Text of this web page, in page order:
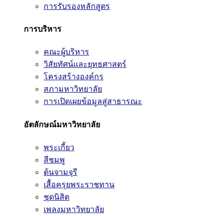
การรับรองหลักสูตร
การบริหาร
คณะผู้บริหาร
วิสัยทัศน์และยุทธศาสตร์
โครงสร้างองค์กร
สภามหาวิทยาลัย
การเปิดเผยข้อมูลสู่สาธารณะ
อัตลักษณ์มหาวิทยาลัย
พระเกี้ยว
สีชมพู
ต้นจามจุรี
เสื้อครุยพระราชทาน
ชุดนิสิต
เพลงมหาวิทยาลัย